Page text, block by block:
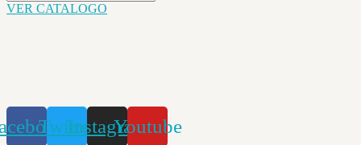
VER CATALOGO
TwitterInstagramYoutube